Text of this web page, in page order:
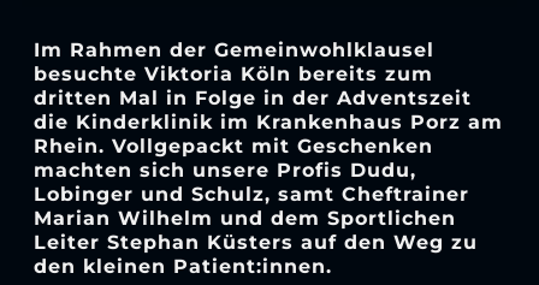
Im Rahmen der Gemeinwohlklausel
besuchte Viktoria Köln bereits zum
dritten Mal in Folge in der Adventszeit
die Kinderklinik im Krankenhaus Porz am
Rhein. Vollgepackt mit Geschenken
machten sich unsere Profis Dudu,
Lobinger und Schulz, samt Cheftrainer
Marian Wilhelm und dem Sportlichen
Leiter Stephan Küsters auf den Weg zu
den kleinen Patient:innen.